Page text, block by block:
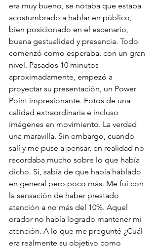
era muy bueno, se notaba que estaba
acostumbrado a hablar en público,
bien posicionado en el escenario,
buena gestualidad y presencia. Todo
comenzó como esperaba, con un gran
nivel. Pasados 10 minutos
aproximadamente, empezó a
proyectar su presentación, un Power
Point impresionante. Fotos de una
calidad extraordinaria e incluso
imágenes en movimiento. La verdad
una maravilla. Sin embargo, cuando
salí y me puse a pensar, en realidad no
recordaba mucho sobre lo que había
dicho. Sí, sabía de que había hablado
en general pero poco más. Me fui con
la sensación de haber prestado
atención a no más del 10%. Aquel
orador no había logrado mantener mi
atención. A lo que me pregunté ¿Cuál
era realmente su objetivo como